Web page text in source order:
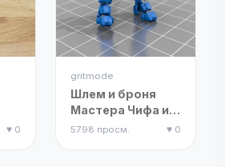
♥ 0
gritmode
Шлем и броня
Мастера Чифа из
Halo
5798 просм. ♥ 0